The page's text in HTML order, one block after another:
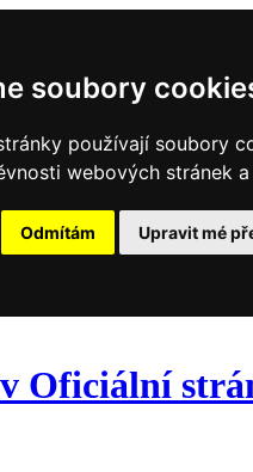
soubory
používají soubory
webových stránek
Odmítám Upravit mé
Oficiální